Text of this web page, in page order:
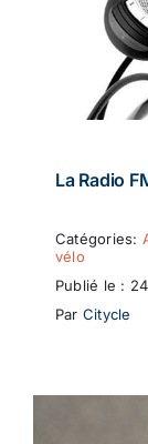
La Radio
Catégories:
vélo
Publié le :
Par Citycle